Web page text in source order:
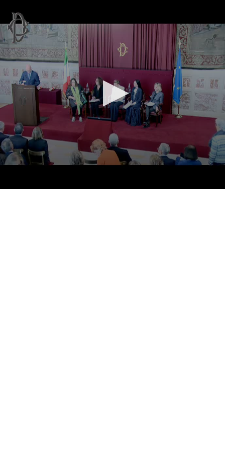
WebTV Camera dei Deputati
Vai al menu di navigazione
Contenuto
Fine contenuto
Vai al contenuto principale Vai al menu di navigazione